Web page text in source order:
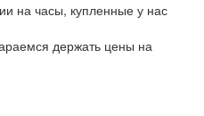
на часы, купленные у нас
держать цены на